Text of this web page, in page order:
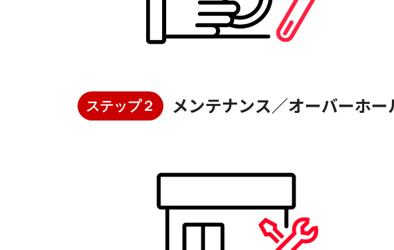
ステップ２ メンテナンス／オーバーホー